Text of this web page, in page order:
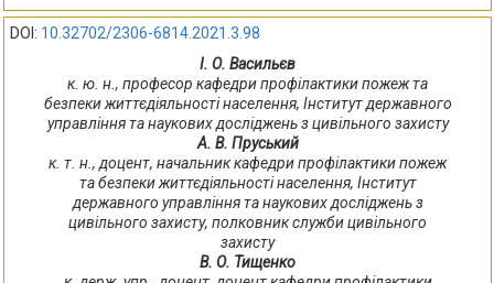
DOI: 10.32702/2306-6814.2021.3.98
І. О. Васильєв
к. ю. н., професор кафедри профілактики пожеж та
безпеки життєдіяльності населення, Інститут державного
управління та наукових досліджень з цивільного захисту
А. В. Пруський
к. т. н., доцент, начальник кафедри профілактики пожеж
та безпеки життєдіяльності населення, Інститут
державного управління та наукових досліджень з
цивільного захисту, полковник служби цивільного
захисту
В. О. Тищенко